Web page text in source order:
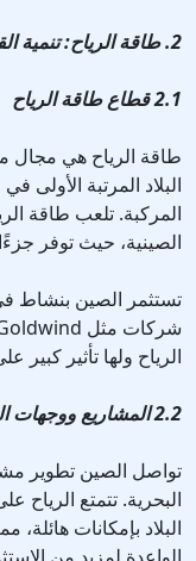
2. طاقة الرياح: تنمية القدرات وتوسيعها
2.1 قطاع طاقة الرياح
طاقة الرياح هي مجال
البلاد المرتبة الأولى
المركبة. تلعب طاقة
الصينية، حيث توفر
تستثمر الصين بنشاط في
الرياح ولها تأثير كبير
2.2 المشاريع ووجهات النظر
تواصل الصين تطوير
البحرية. تتمتع
البلاد بإمكانات